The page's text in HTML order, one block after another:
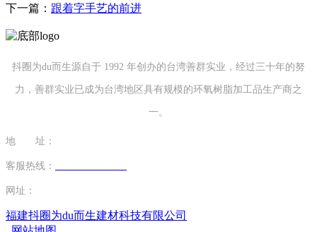
下一篇： 跟着字手艺的前进
抖圈为du而生源自于 1992 年创办的台湾善群实业，经过三十年的努
力，善群实业已成为台湾地区具有规模的环氧树脂加工品生产商之
一。
地 址：
客服热线：
网址：
福建抖圈为du而生建材科技有限公司